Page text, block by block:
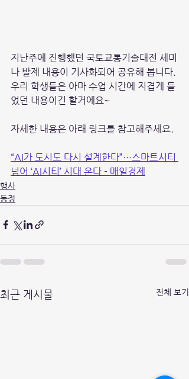
지난주에 진행했던 국토교통기술대전 세미
나 발제 내용이 기사화되어 공유해 봅니다.
우리 학생들은 아마 수업 시간에 지겹게 들
었던 내용이긴 할거에요~
자세한 내용은 아래 링크를 참고해주세요.
“AI가 도시도 다시 설계한다”…스마트시티
넘어 ‘AI시티’ 시대 온다 - 매일경제
행사
동정
최근 게시물 전체 보기